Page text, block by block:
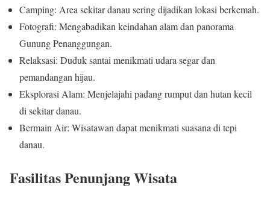
Camping: Area sekitar danau sering dijadikan lokasi berkemah.
Fotografi: Mengabadikan keindahan alam dan panorama
Gunung Penanggungan.
Relaksasi: Duduk santai menikmati udara segar dan
pemandangan hijau.
Eksplorasi Alam: Menjelajahi padang rumput dan hutan kecil
di sekitar danau.
Bermain Air: Wisatawan dapat menikmati suasana di tepi
danau.
Fasilitas Penunjang Wisata